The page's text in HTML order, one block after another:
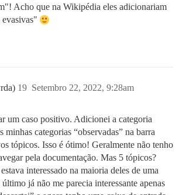
Acho que na Wikipédia eles adicionariam
Setembro 22, 2022, 9:28am
19
um caso positivo. Adicionei a categoria
minhas categorias “observadas” na barra
tópicos. Isso é ótimo! Geralmente não tenho
pela documentação. Mas 5 tópicos?
interessado na maioria deles de uma
já não me parecia interessante apenas